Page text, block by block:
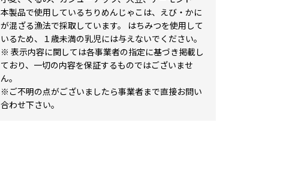
本製品で使用しているちりめんじゃこは、えび・かに
が混ざる漁法で採取しています。 はちみつを使用して
いるため、１歳未満の乳児には与えないでください。
※ 表示内容に関しては各事業者の指定に基づき掲載し
ており、一切の内容を保証するものではございませ
ん。
※ご不明の点がございましたら事業者まで直接お問い
合わせ下さい。